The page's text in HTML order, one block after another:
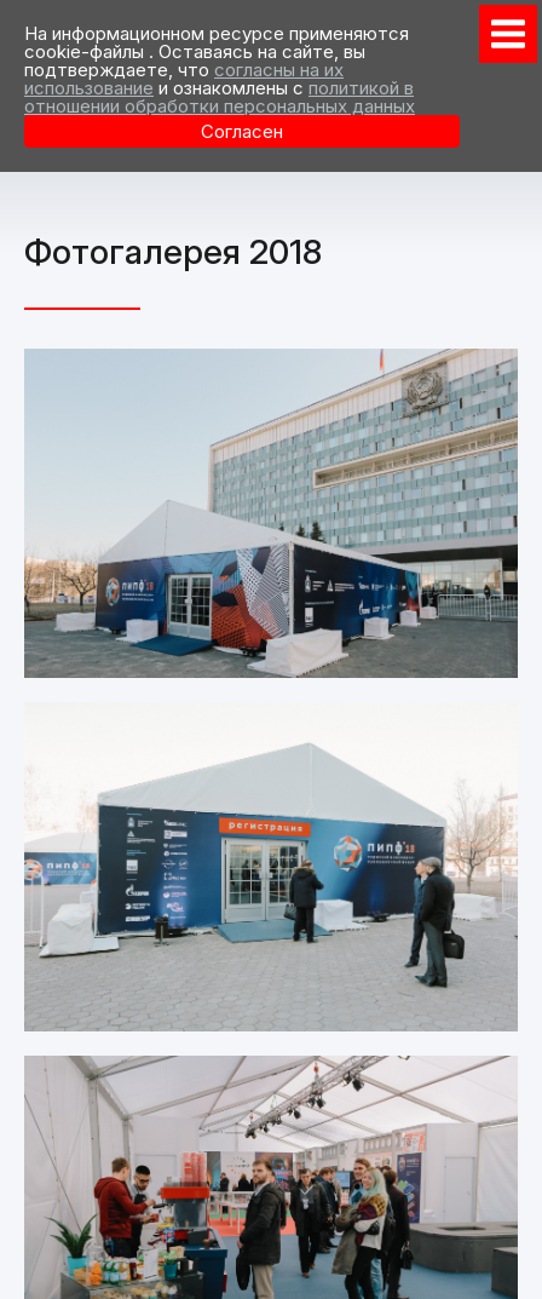
На информационном ресурсе применяются
cookie-файлы . Оставаясь на сайте, вы
подтверждаете, что согласны на их
использование и ознакомлены с политикой в
отношении обработки персональных данных
Согласен
Фотогалерея 2018